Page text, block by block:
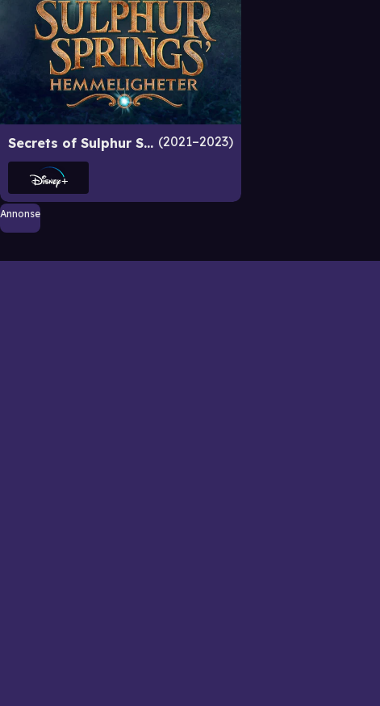
Secrets of Sulphur Springs 2021–2023
Annonse